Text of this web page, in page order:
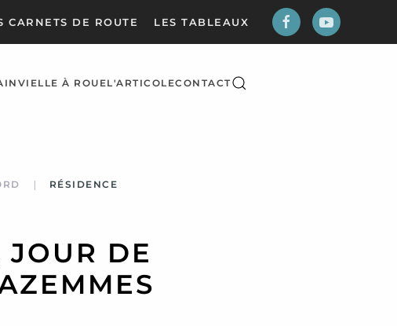
CARNETS DE ROUTE LES TABLEAUX
À ROUEL'ARTICOLECONTACT
RÉSIDENCE
DE